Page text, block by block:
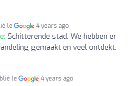
le 4 years ago
Schitterende stad. We hebben er
gemaakt en veel ontdekt.
le 4 years ago